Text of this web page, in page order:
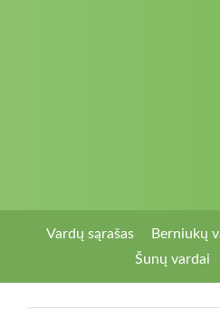
Vardų sąrašas Berniukų
Šunų vardai